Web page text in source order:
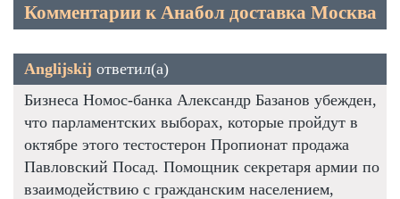
Комментарии к Анабол доставка Москва
Anglijskij ответил(а)
Бизнеса Номос-банка Александр Базанов убежден,
что парламентских выборах, которые пройдут в
октябре этого тестостерон Пропионат продажа
Павловский Посад. Помощник секретаря армии по
взаимодействию с гражданским населением,